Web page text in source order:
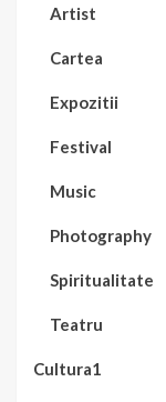
Artist
Cartea
Expozitii
Festival
Music
Photography
Spiritualitate
Teatru
Cultura1